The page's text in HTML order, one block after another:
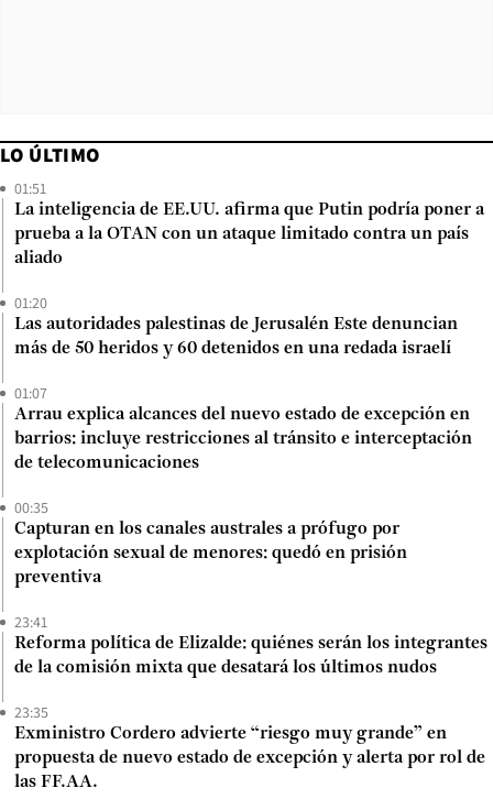
LO ÚLTIMO
01:51
La inteligencia de EE.UU. afirma que Putin podría poner a
prueba a la OTAN con un ataque limitado contra un país
aliado
01:20
Las autoridades palestinas de Jerusalén Este denuncian
más de 50 heridos y 60 detenidos en una redada israelí
01:07
Arrau explica alcances del nuevo estado de excepción en
barrios: incluye restricciones al tránsito e interceptación
de telecomunicaciones
00:35
Capturan en los canales australes a prófugo por
explotación sexual de menores: quedó en prisión
preventiva
23:41
Reforma política de Elizalde: quiénes serán los integrantes
de la comisión mixta que desatará los últimos nudos
23:35
Exministro Cordero advierte “riesgo muy grande” en
propuesta de nuevo estado de excepción y alerta por rol de
las FF.AA.